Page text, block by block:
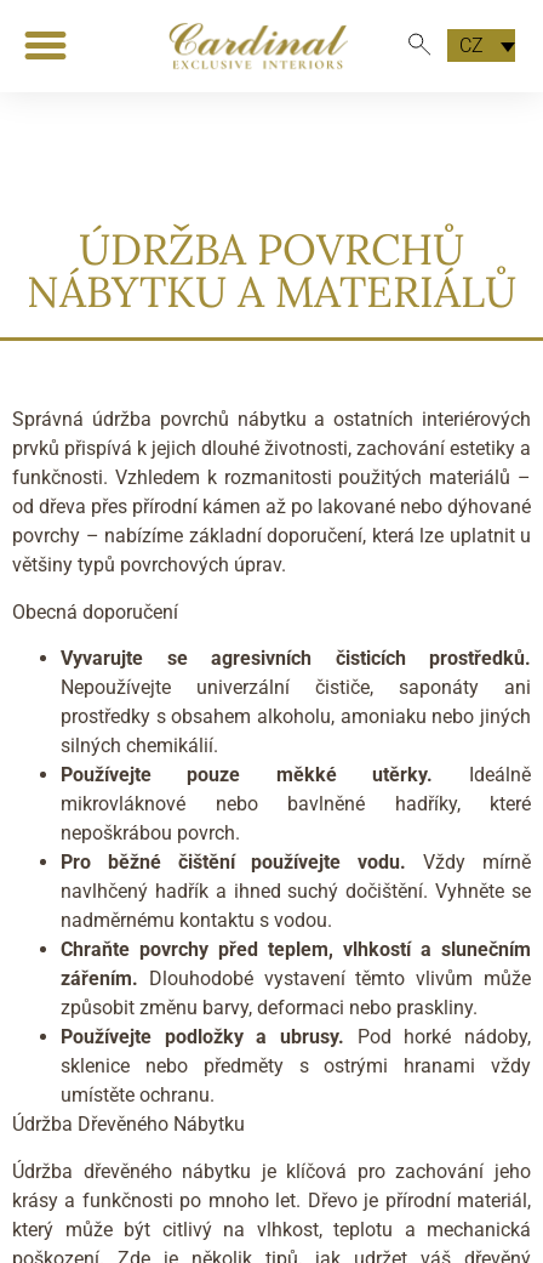
CZ
ÚDRŽBA POVRCHŮ
NÁBYTKU A MATERIÁLŮ
Správná údržba povrchů nábytku a ostatních interiérových
prvků přispívá k jejich dlouhé životnosti, zachování estetiky a
funkčnosti. Vzhledem k rozmanitosti použitých materiálů –
od dřeva přes přírodní kámen až po lakované nebo dýhované
povrchy – nabízíme základní doporučení, která lze uplatnit u
většiny typů povrchových úprav.
Obecná doporučení
Vyvarujte se agresivních čisticích prostředků.
Nepoužívejte univerzální čističe, saponáty ani
prostředky s obsahem alkoholu, amoniaku nebo jiných
silných chemikálií.
Používejte pouze měkké utěrky. Ideálně
mikrovláknové nebo bavlněné hadříky, které
nepoškrábou povrch.
Pro běžné čištění používejte vodu. Vždy mírně
navlhčený hadřík a ihned suchý dočištění. Vyhněte se
nadměrnému kontaktu s vodou.
Chraňte povrchy před teplem, vlhkostí a slunečním
zářením. Dlouhodobé vystavení těmto vlivům může
způsobit změnu barvy, deformaci nebo praskliny.
Používejte podložky a ubrusy. Pod horké nádoby,
sklenice nebo předměty s ostrými hranami vždy
umístěte ochranu.
Údržba Dřevěného Nábytku
Údržba dřevěného nábytku je klíčová pro zachování jeho
krásy a funkčnosti po mnoho let. Dřevo je přírodní materiál,
který může být citlivý na vlhkost, teplotu a mechanická
poškození. Zde je několik tipů, jak udržet váš dřevěný